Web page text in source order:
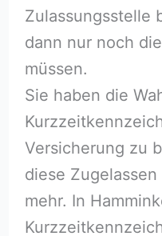
Zulassungsstelle
dann nur noch
müssen.
Sie haben die
Versicherung zu
diese
mehr. In